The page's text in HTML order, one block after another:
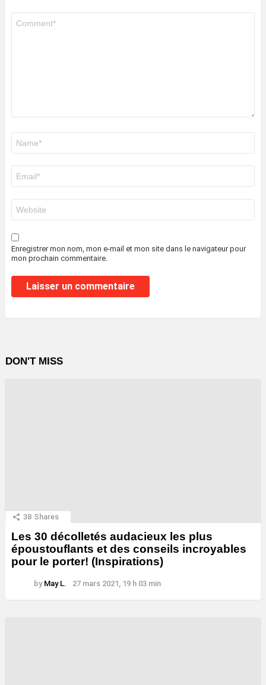
mail
*
web
Enregistrer mon nom, mon e-mail et mon site dans le navigateur pour
mon prochain commentaire.
DON'T MISS
38 Shares
Les 30 décolletés audacieux les plus
époustouflants et des conseils incroyables
pour le porter! (Inspirations)
by May L. 27 mars 2021, 19 h 03 min